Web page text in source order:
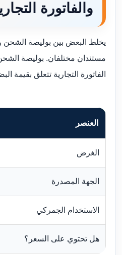
والفاتورة
يخلط البعض بين بوليصة الشحن
مستندان مختلفان. بوليصة الشحن
الفاتورة التجارية تتعلق بقيمة
العنصر
الغرض
الجهة المصدرة
الاستخدام الجمركي
هل تحتوي على السعر؟